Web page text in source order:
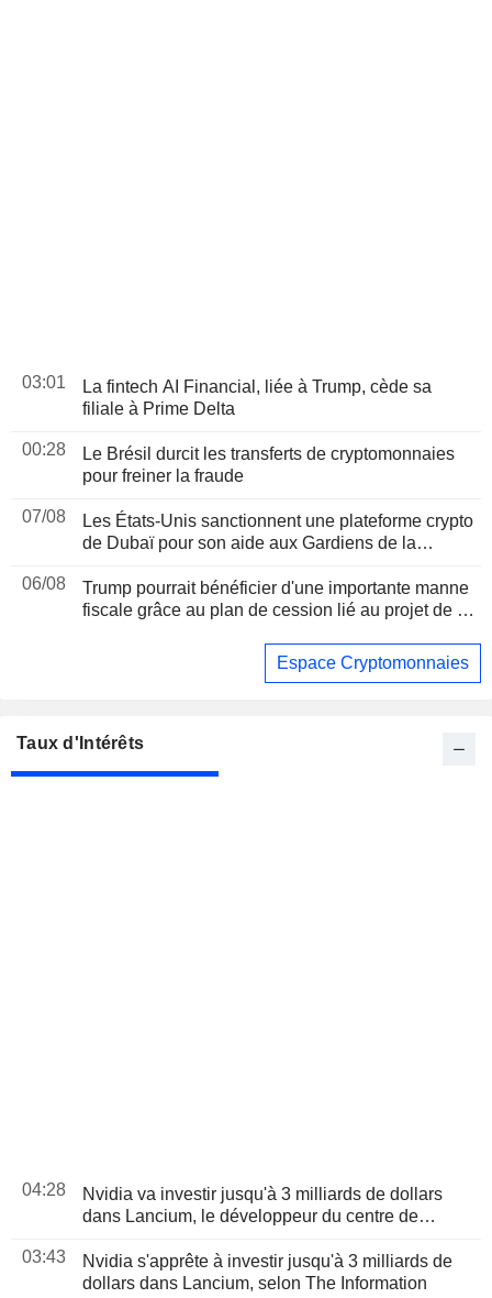
03:01
La fintech AI Financial, liée à Trump, cède sa
filiale à Prime Delta
00:28
Le Brésil durcit les transferts de cryptomonnaies
pour freiner la fraude
07/08
Les États-Unis sanctionnent une plateforme crypto
de Dubaï pour son aide aux Gardiens de la
06/08
Trump pourrait bénéficier d'une importante manne
fiscale grâce au plan de cession lié au projet de loi
Espace Cryptomonnaies
Taux d'Intérêts
04:28
Nvidia va investir jusqu'à 3 milliards de dollars
dans Lancium, le développeur du centre de
03:43
Nvidia s'apprête à investir jusqu'à 3 milliards de
dollars dans Lancium, selon The Information